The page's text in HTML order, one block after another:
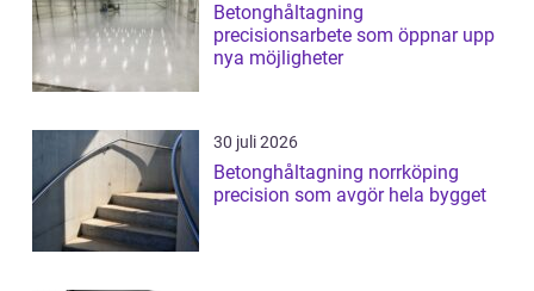
Betonghåltagning
precisionsarbete som öppnar upp
nya möjligheter
30 juli 2026
Betonghåltagning norrköping
precision som avgör hela bygget